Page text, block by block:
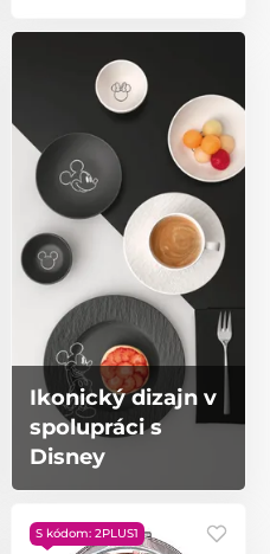
Ikonický dizajn v
spolupráci s
Disney
S kódom: 2PLUS1